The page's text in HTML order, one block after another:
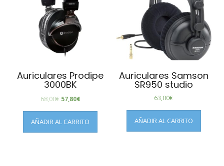
Auriculares Prodipe
3000BK
68,00€ 57,80€
AÑADIR AL CARRITO
Auriculares Samson
SR950 studio
63,00€
AÑADIR AL CARRITO